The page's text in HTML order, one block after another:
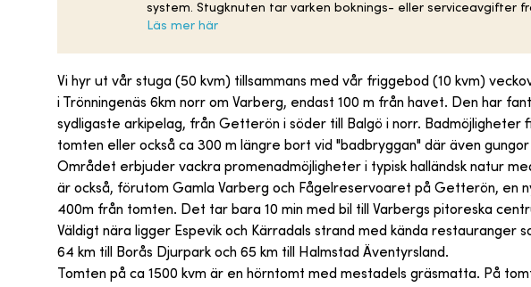
system. Stugknuten tar varken boknings- eller serviceavgifter
Läs mer här
Vi hyr ut vår stuga (50 kvm) tillsammans med vår friggebod (10 kvm)
i Trönningenäs 6km norr om Varberg, endast 100 m från havet. Den har
sydligaste arkipelag, från Getterön i söder till Balgö i norr. Badmöjligheter
tomten eller också ca 300 m längre bort vid "badbryggan" där även
Området erbjuder vackra promenadmöjligheter i typisk halländsk natur
är också, förutom Gamla Varberg och Fågelreservoaret på Getterön, en
400m från tomten. Det tar bara 10 min med bil till Varbergs pitoreska
Väldigt nära ligger Espevik och Kärradals strand med kända restauranger
64 km till Borås Djurpark och 65 km till Halmstad Äventyrsland.
Tomten på ca 1500 kvm är en hörntomt med mestadels gräsmatta. På